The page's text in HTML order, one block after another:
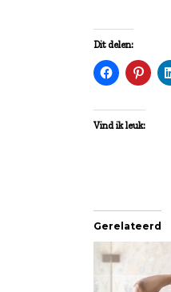
Dit delen:
Vind ik leuk:
Gerelateerd